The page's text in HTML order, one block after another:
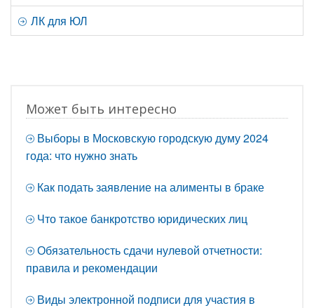
ЛК для ЮЛ
Может быть интересно
Выборы в Московскую городскую думу 2024
года: что нужно знать
Как подать заявление на алименты в браке
Что такое банкротство юридических лиц
Обязательность сдачи нулевой отчетности:
правила и рекомендации
Виды электронной подписи для участия в